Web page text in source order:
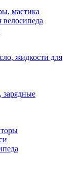
мастика
жидкости для
зарядные